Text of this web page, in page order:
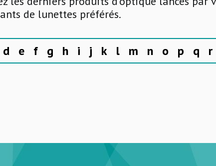
de lunettes préférés.
d e f g h i j k l m n o p q r